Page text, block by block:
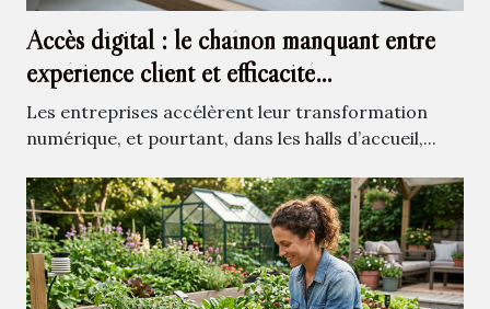
Accès digital : le chaînon manquant entre
expérience client et efficacité
professionnelle
Les entreprises accélèrent leur transformation
numérique, et pourtant, dans les halls d’accueil,...